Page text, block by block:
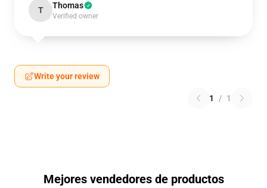
T Thomas
Verified owner
Write your review
1 / 1
Mejores vendedores de productos